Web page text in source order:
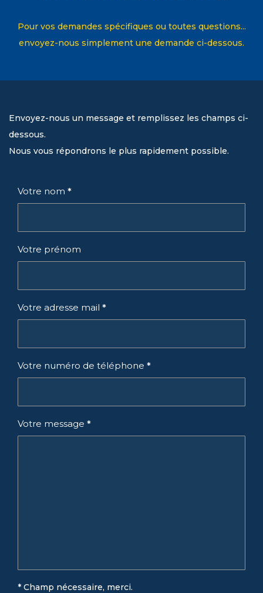
Pour vos demandes spécifiques ou toutes questions...
envoyez-nous simplement une demande ci-dessous.
Envoyez-nous un message et remplissez les champs ci-
dessous.
Nous vous répondrons le plus rapidement possible.
Votre nom *
Votre prénom
Votre adresse mail *
Votre numéro de téléphone *
Votre message *
* Champ nécessaire, merci.